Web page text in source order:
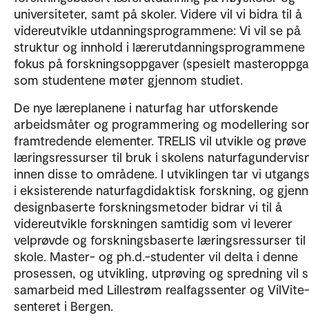
universiteter, samt på skoler. Videre vil vi bidra til å
videreutvikle utdanningsprogrammene: Vi vil se på
struktur og innhold i lærerutdanningsprogrammene
fokus på forskningsoppgaver (spesielt
som studentene møter gjennom studiet.
De nye læreplanene i naturfag har utforskende
arbeidsmåter og programmering og modellering
framtredende elementer. TRELIS vil utvikle og
læringsressurser til bruk i skolens
innen disse to områdene. I utviklingen tar vi
i eksisterende naturfagdidaktisk forskning, og
designbaserte forskningsmetoder bidrar vi til å
videreutvikle forskningen samtidig som vi leverer
velprøvde og forskningsbaserte læringsressurser
skole. Master- og ph.d.-studenter vil delta i denne
prosessen, og utvikling, utprøving og spredning vil
samarbeid med Lillestrøm realfagssenter og VilVite-
senteret i Bergen.